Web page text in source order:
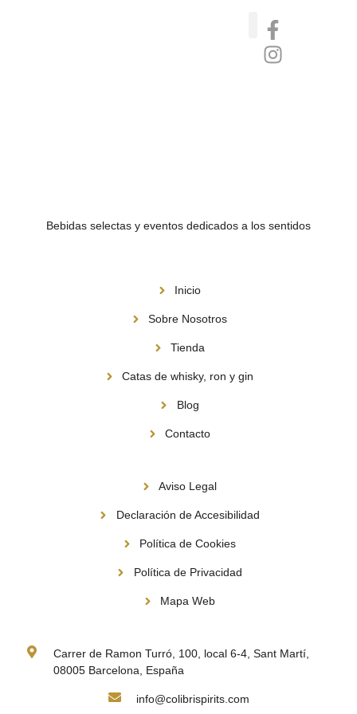
Bebidas selectas y eventos dedicados a los sentidos
Inicio
Sobre Nosotros
Tienda
Catas de whisky, ron y gin
Blog
Contacto
Aviso Legal
Declaración de Accesibilidad
Política de Cookies
Política de Privacidad
Mapa Web
Carrer de Ramon Turró, 100, local 6-4, Sant Martí,
08005 Barcelona, España
info@colibrispirits.com